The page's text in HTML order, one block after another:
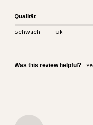
Qualität
Schwach Ok
Was this review helpful?